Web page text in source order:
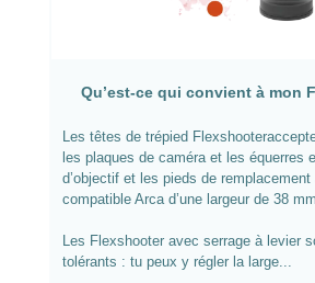
Qu’est-ce qui convient à mon
Les têtes de trépied
les plaques de caméra et les équerres
d’objectif et les pieds de remplacement
compatible Arca d’une largeur de 38 mm.
Les Flexshooter avec serrage à levier
tolérants : tu peux y régler la large...